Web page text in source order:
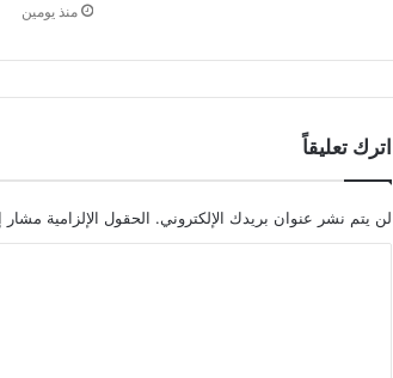
منذ يومين
اترك تعليقاً
لن يتم نشر عنوان بريدك الإلكتروني. الحقول الإلزامية مشار